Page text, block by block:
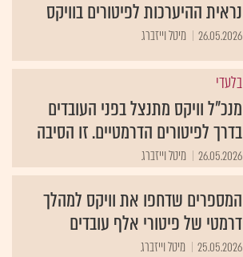
נראית ההיערכות לפיטורים בוויקס
26.05.2026 מיטל וייזברג
בלעדי
מנכ"ל וויקס מתנצל בפני העובדים
בדרך לפיטורים הדרמטיים. זו הסיבה
26.05.2026 מיטל וייזברג
המספרים שדחפו את וויקס למהלך
דרמטי של פיטורי אלף עובדים
25.05.2026 מיטל וייזברג